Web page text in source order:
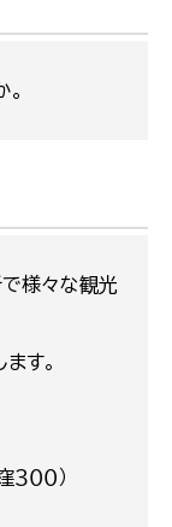
で様々な観光
ます。
００）